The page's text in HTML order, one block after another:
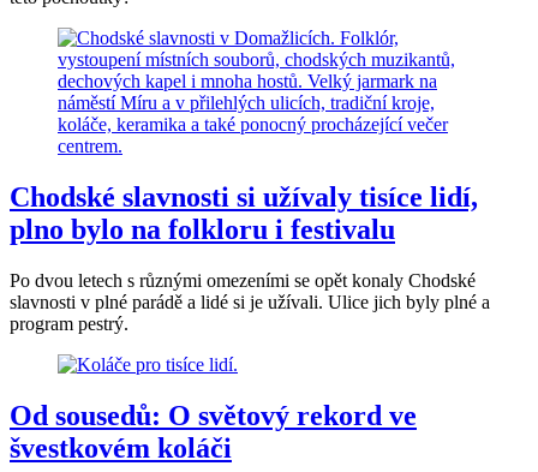
Chodské slavnosti si užívaly tisíce lidí,
plno bylo na folkloru i festivalu
Po dvou letech s různými omezeními se opět konaly Chodské
slavnosti v plné parádě a lidé si je užívali. Ulice jich byly plné a
program pestrý.
Od sousedů: O světový rekord ve
švestkovém koláči